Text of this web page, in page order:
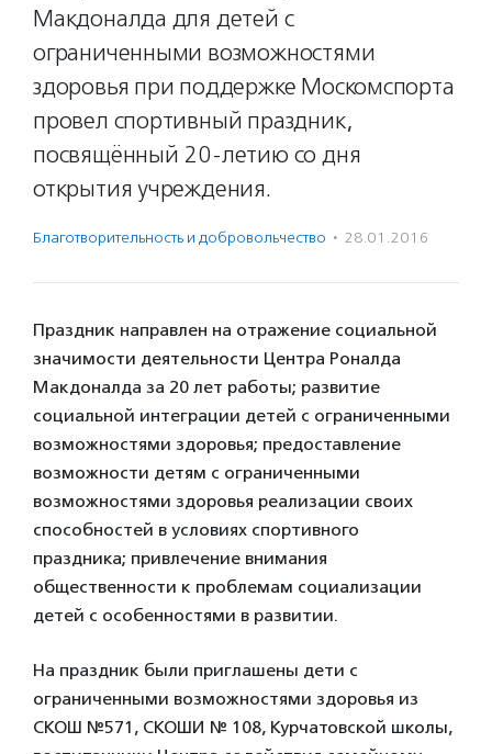
Макдоналда для детей с
ограниченными возможностями
здоровья при поддержке Москомспорта
провел спортивный праздник,
посвящённый 20-летию со дня
открытия учреждения.
Благотвори­тель­ность и доброволь­чест­во · 28.01.2016
Праздник направлен на отражение социальной
значимости деятельности Центра Роналда
Макдоналда за 20 лет работы; развитие
социальной интеграции детей с ограниченными
возможностями здоровья; предоставление
возможности детям с ограниченными
возможностями здоровья реализации своих
способностей в условиях спортивного
праздника; привлечение внимания
общественности к проблемам социализации
детей с особенностями в развитии.
На праздник были приглашены дети с
ограниченными возможностями здоровья из
СКОШ №571, СКОШИ № 108, Курчатовской школы,